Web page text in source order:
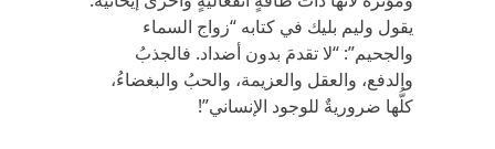
يقول وليم بليك في كتابه “زواج السماء
والجحيم”: “لا تقدمَ بدون أضداد. فالجذبُ
والدفع، والعقل والعزيمة، والحبُ والبغضاءُ،
كلُّها ضروريةٌ للوجود الإنساني”!